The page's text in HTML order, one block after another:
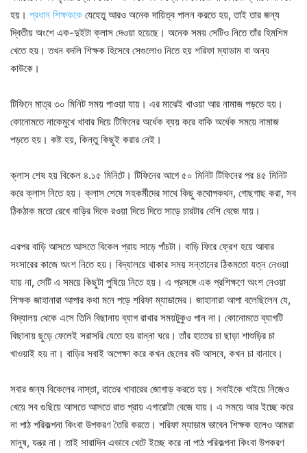
হয়। প্রধান শিক্ষককে যেহেতু আরও অনেক দায়িত্ব পালন করতে হয়, তাই তার জন্য
দ্বিতীয় অংশে এক-দুইটা ক্লাস দেওয়া হয়েছে। অনেক সময় সেটিও নিতে তাঁর হিমশিম
খেতে হয়। তখন বদলি শিক্ষক হিসেবে সেগুলোও নিতে হয় শরিফা ম্যাডাম বা অন্য
কাউকে।
টিফিনে মাত্র ৩০ মিনিট সময় পাওয়া যায়। এর মাঝেই খাওয়া আর নামাজ পড়তে হয়।
কোনোমতে নাকেমুখে খাবার দিয়ে টিফিনের অর্ধেক ব্যয় করে বাকি অর্ধেক সময়ে নামাজ
পড়তে হয়। কষ্ট হয়, কিন্তু কিছুই করার নেই।
ক্লাস শেষ হয় বিকেল ৪.১৫ মিনিটে। টিফিনের আগে ৫০ মিনিট টিফিনের পর ৪৫ মিনিট
করে ক্লাস নিতে হয়। ক্লাস শেষে সহকর্মীদের সাথে কিছু কথোপকথন, গোছগাছ করা, সব
ঠিকঠাক মতো রেখে বাড়ির দিকে রওয়া দিতে দিতে সাড়ে চারটার বেশি বেজে যায়।
এরপর বাড়ি আসতে আসতে বিকেল প্রায় সাড়ে পাঁচটা। বাড়ি ফিরে ফ্রেশ হয়ে আবার
সংসারের কাজে অংশ নিতে হয়। বিদ্যালয়ে থাকার সময় সন্তানের ঠিকমতো যত্ন নেওয়া
যায় না, সেটি এ সময়ে কিছুটা পুষিয়ে নিতে হয়। এ প্রসঙ্গে এক প্রশিক্ষণে অংশ নেওয়া
শিক্ষক জাহানারা আপার কথা মনে পড়ে শরিফা ম্যাডামের। জাহানারা আপা বলেছিলেন যে,
বিদ্যালয় থেকে এসে তিনি বিছানায় ব্যাগ রাখার সময়টুকুও পান না। কোনোমতে ব্যাগটি
বিছানায় ছুড়ে ফেলেই সরাসরি যেতে হয় রান্না ঘরে। তাঁর হাতের চা ছাড়া শাশুড়ির চা
খাওয়াই হয় না। বাড়ির সবাই অপেক্ষা করে কখন ছেলের বউ আসবে, কখন চা বানাবে।
সবার জন্য বিকেলের নাস্তা, রাতের খাবারের জোগাড় করতে হয়। সবাইকে খাইয়ে নিজেও
খেয়ে সব গুছিয়ে আসতে আসতে রাত প্রায় এগারোটা বেজে যায়। এ সময়ে আর ইচ্ছে করে
না পাঠ পরিকল্পনা কিংবা উপকরণ তৈরি করতে। শরিফা ম্যাডাম ভাবেন শিক্ষক হলেও আমরা
মানুষ, যন্ত্র না। তাই সারাদিন এভাবে খেটে ইচ্ছে করে না পাঠ পরিকল্পনা কিংবা উপকরণ